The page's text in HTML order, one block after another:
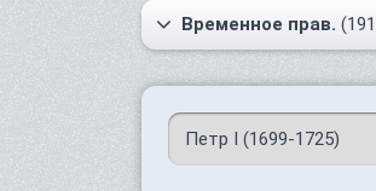
Временное прав.